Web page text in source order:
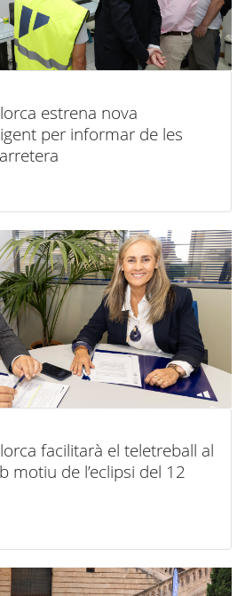
estrena nova
per informar de les
facilitarà el teletreball al
motiu de l’eclipsi del 12